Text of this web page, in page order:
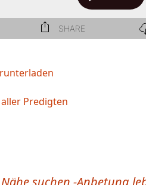
Predigten
suchen -Anbetung